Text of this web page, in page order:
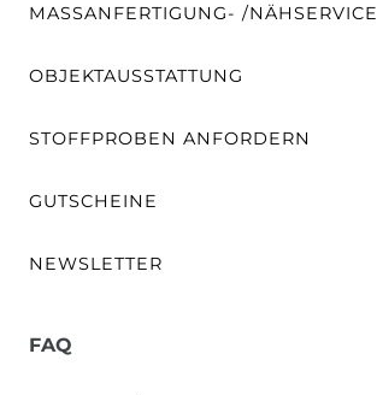
MASSANFERTIGUNG- /NÄHSERVICE
OBJEKTAUSSTATTUNG
STOFFPROBEN ANFORDERN
GUTSCHEINE
NEWSLETTER
FAQ